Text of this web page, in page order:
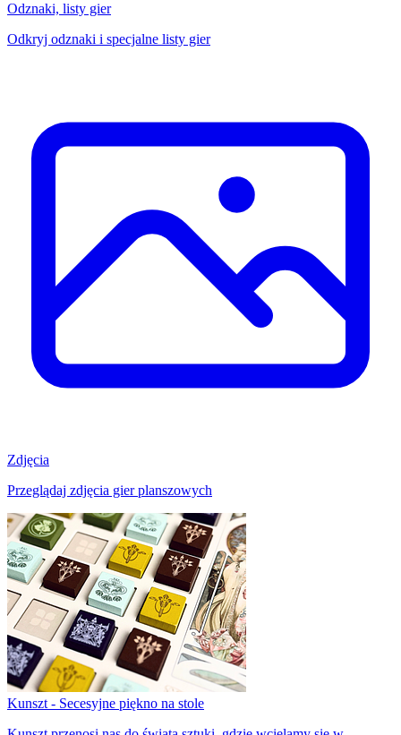
Odznaki, listy gier
Odkryj odznaki i specjalne listy gier
Zdjęcia
Przeglądaj zdjęcia gier planszowych
Kunszt - Secesyjne piękno na stole